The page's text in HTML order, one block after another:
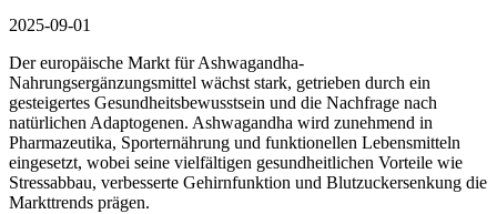
2025-09-01
Der europäische Markt für Ashwagandha-
Nahrungsergänzungsmittel wächst stark, getrieben durch ein
gesteigertes Gesundheitsbewusstsein und die Nachfrage nach
natürlichen Adaptogenen. Ashwagandha wird zunehmend in
Pharmazeutika, Sporternährung und funktionellen Lebensmitteln
eingesetzt, wobei seine vielfältigen gesundheitlichen Vorteile wie
Stressabbau, verbesserte Gehirnfunktion und Blutzuckersenkung die
Markttrends prägen.